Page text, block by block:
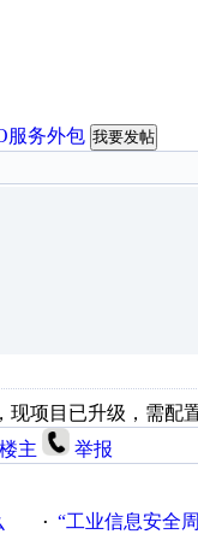
服务外包 我要发帖
现项目已升级，需配
主 举报
· “工业信息安全周之我见”